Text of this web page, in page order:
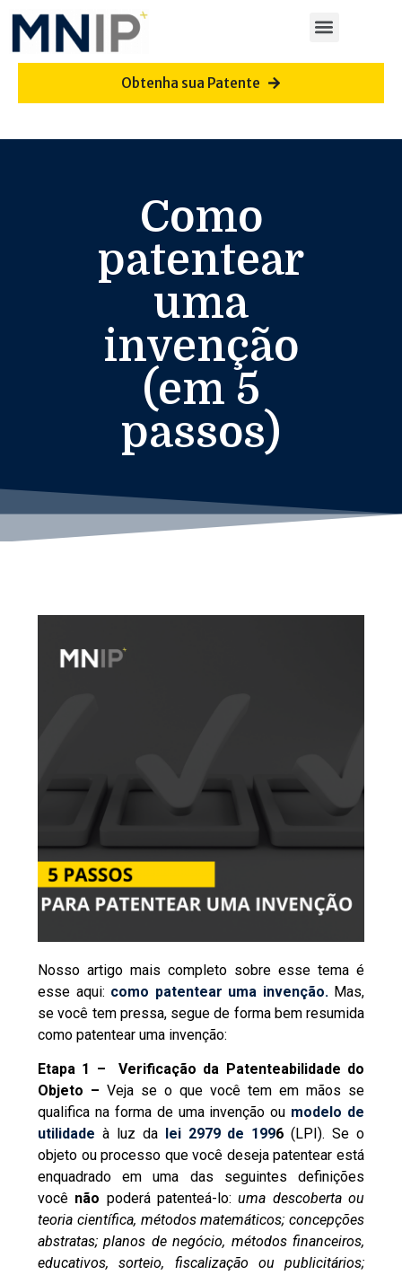
Obtenha sua Patente
Como
patentear
uma
invenção
(em 5
passos)
Nosso artigo mais completo sobre esse tema é
esse aqui: como patentear uma invenção. Mas,
se você tem pressa, segue de forma bem resumida
como patentear uma invenção:
Etapa 1 – Verificação da Patenteabilidade do
Objeto – Veja se o que você tem em mãos se
qualifica na forma de uma invenção ou modelo de
utilidade à luz da lei 2979 de 1996 (LPI). Se o
objeto ou processo que você deseja patentear está
enquadrado em uma das seguintes definições
você não poderá patenteá-lo:uma descoberta ou
teoria científica, métodos matemáticos; concepções
abstratas; planos de negócio, métodos financeiros,
educativos, sorteio, fiscalização ou publicitários;